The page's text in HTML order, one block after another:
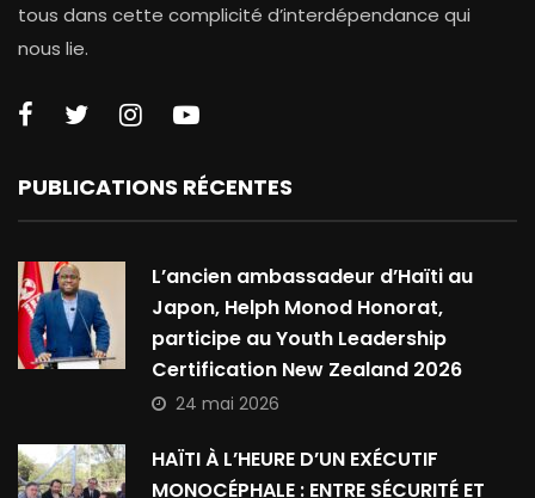
tous dans cette complicité d’interdépendance qui
nous lie.
PUBLICATIONS RÉCENTES
L’ancien ambassadeur d’Haïti au
Japon, Helph Monod Honorat,
participe au Youth Leadership
Certification New Zealand 2026
24 mai 2026
HAÏTI À L’HEURE D’UN EXÉCUTIF
MONOCÉPHALE : ENTRE SÉCURITÉ ET